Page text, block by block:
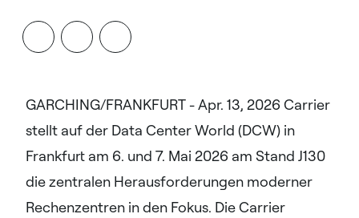
GARCHING/FRANKFURT - Apr. 13, 2026 Carrier
stellt auf der Data Center World (DCW) in
Frankfurt am 6. und 7. Mai 2026 am Stand J130
die zentralen Herausforderungen moderner
Rechenzentren in den Fokus. Die Carrier